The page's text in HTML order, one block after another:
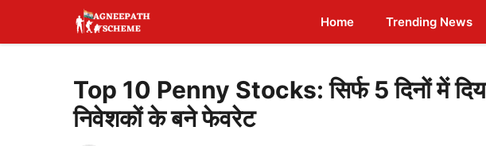
content
Home Trending News
Top 10 Penny Stocks: सिर्फ 5 दिनों में
निवेशकों के बने फेवरेट